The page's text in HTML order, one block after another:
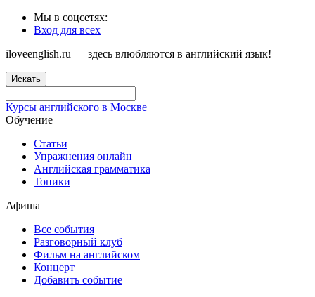
Мы в соцсетях:
Вход для всех
iloveenglish.ru — здесь влюбляются в английский язык!
Искать
Курсы английского в Москве
Обучение
Статьи
Упражнения онлайн
Английская грамматика
Топики
Афиша
Все события
Разговорный клуб
Фильм на английском
Концерт
Добавить событие